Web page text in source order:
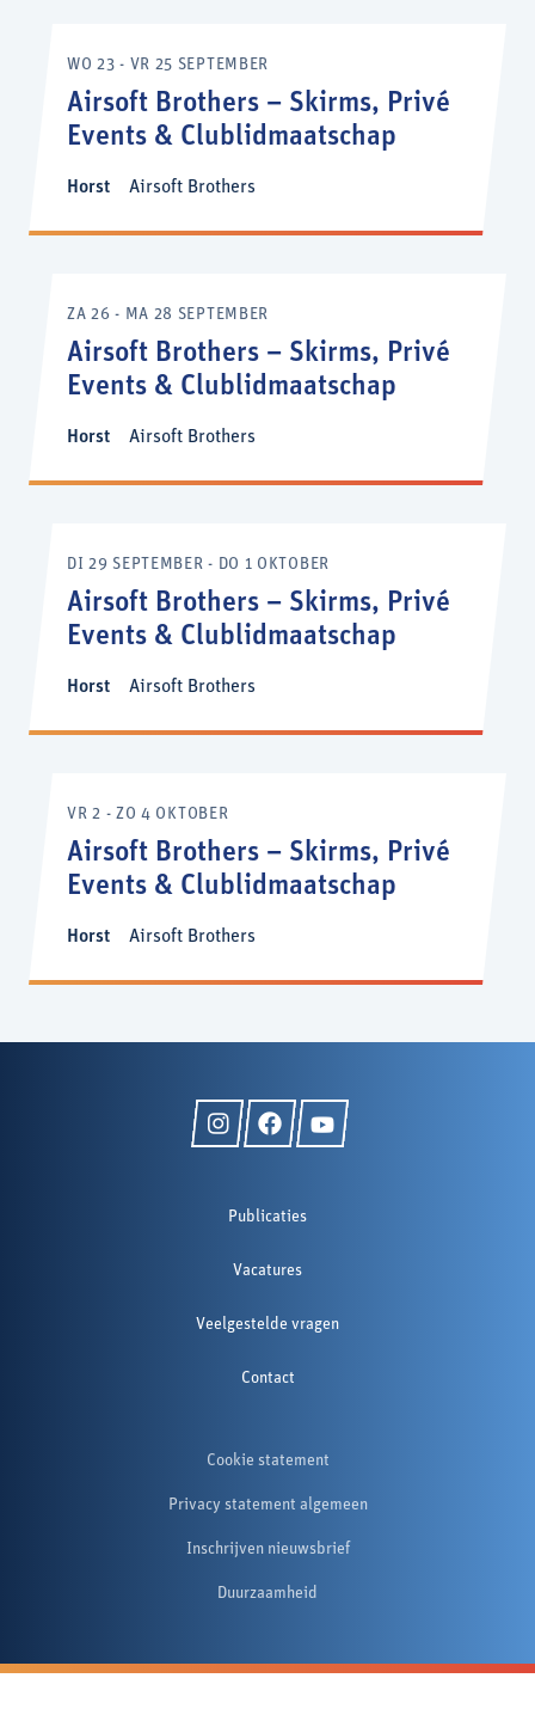
WO 23 - VR 25 SEPTEMBER
Airsoft Brothers – Skirms, Privé
Events & Clublidmaatschap
Horst Airsoft Brothers
ZA 26 - MA 28 SEPTEMBER
Airsoft Brothers – Skirms, Privé
Events & Clublidmaatschap
Horst Airsoft Brothers
DI 29 SEPTEMBER - DO 1 OKTOBER
Airsoft Brothers – Skirms, Privé
Events & Clublidmaatschap
Horst Airsoft Brothers
VR 2 - ZO 4 OKTOBER
Airsoft Brothers – Skirms, Privé
Events & Clublidmaatschap
Horst Airsoft Brothers
Publicaties
Vacatures
Veelgestelde vragen
Contact
Cookie statement
Privacy statement algemeen
Inschrijven nieuwsbrief
Duurzaamheid